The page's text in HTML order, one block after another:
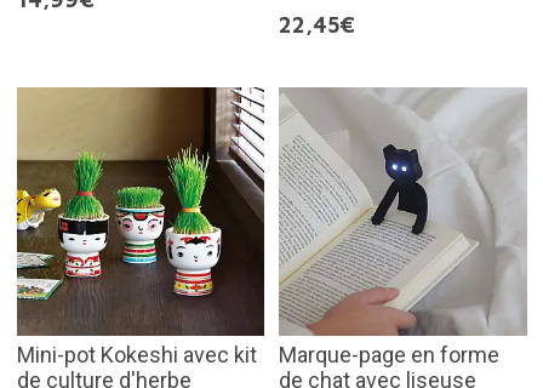
22,45€
Mini-pot Kokeshi avec kit
de culture d'herbe
Marque-page en forme
de chat avec liseuse